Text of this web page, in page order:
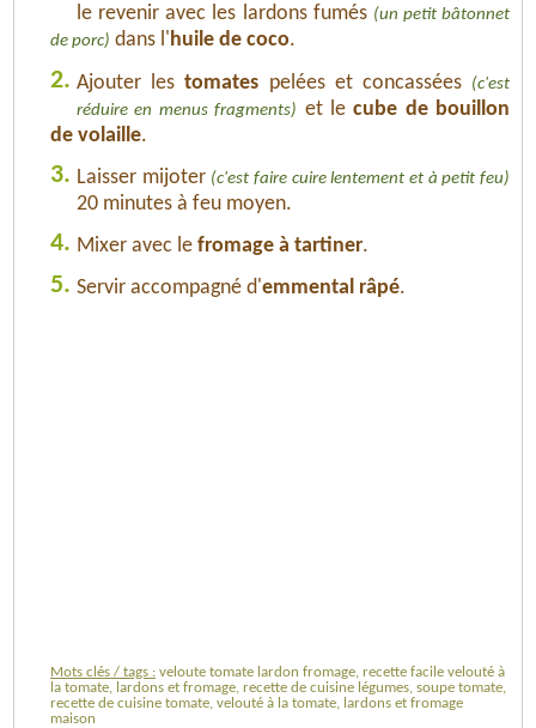
le revenir avec les lardons fumés (un petit bâtonnet
de porc) dans l' huile de coco.
2. Ajouter lestomates pelées et concassées (c'est
réduire en menus fragments) et lecube de bouillon
de volaille.
3. Laisser mijoter (c'est faire cuire lentement et à petit feu)
20 minutes à feu moyen.
4. Mixer avec le fromage à tartiner.
5. Servir accompagné d'emmental râpé.
Mots clés / tags : veloute tomate lardon fromage, recette facile velouté à
la tomate, lardons et fromage, recette de cuisine légumes, soupe tomate,
recette de cuisine tomate, velouté à la tomate, lardons et fromage
maison